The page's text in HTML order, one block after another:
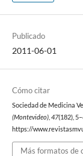
Publicado
2011-06-01
Cómo citar
Sociedad de Medicina
(Montevideo), 47(182),
https://
Más formatos de